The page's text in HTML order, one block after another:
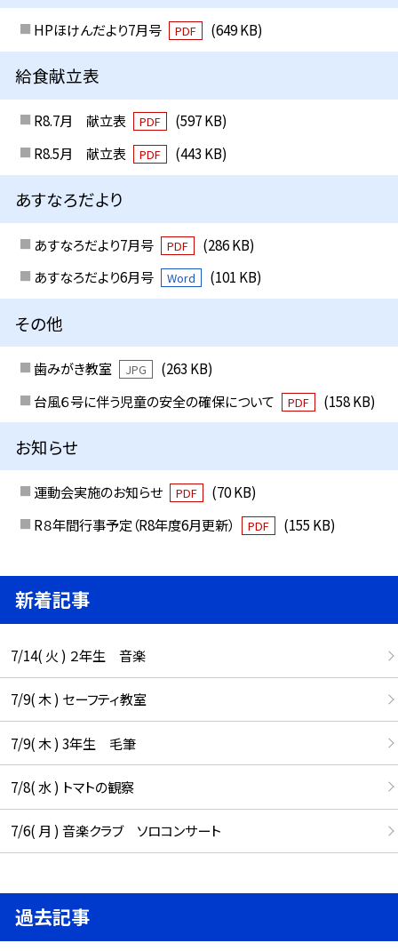
HPほけんだより7月号 PDF (649 KB)
給食献立表
R8.7月 献立表 PDF
(597 KB)
R8.5月 献立表
PDF (443 KB)
あすなろだより
あすなろだより7月号 PDF
(286 KB)
あすなろだより6月号
Word (101 KB)
その他
歯みがき教室 JPG
(263 KB)
台風６号に伴う児童の安全の確保について
PDF (158 KB)
お知らせ
運動会実施のお知らせ PDF
(70 KB)
R８年間行事予定（R8年度6月更新）
PDF (155 KB)
新着記事
7/14( 火 ) ２年生 音楽
7/9( 木 ) セーフティ教室
7/9( 木 ) 3年生 毛筆
7/8( 水 ) トマトの観察
7/6( 月 ) 音楽クラブ ソロコンサート
過去記事